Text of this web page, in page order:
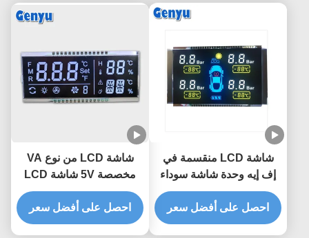
شاشة LCD منقسمة في
إف إيه وحدة شاشة سوداء
COB + PIN لضغط إطارات
السيارات
احصل على أفضل سعر
شاشة LCD من نوع VA
مخصصة 5V شاشة LCD
تعرض PIN
احصل على أفضل سعر